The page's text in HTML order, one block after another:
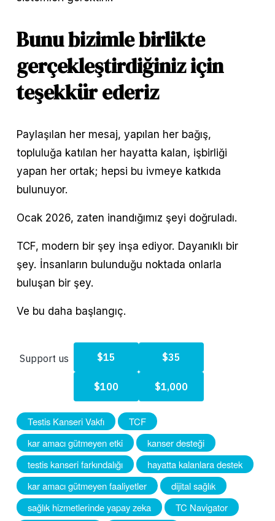
Bunu bizimle birlikte
gerçekleştirdiğiniz için
teşekkür ederiz
Paylaşılan her mesaj, yapılan her bağış,
topluluğa katılan her hayatta kalan, işbirliği
yapan her ortak; hepsi bu ivmeye katkıda
bulunuyor.
Ocak 2026, zaten inandığımız şeyi doğruladı.
TCF, modern bir şey inşa ediyor. Dayanıklı bir
şey. İnsanların bulunduğu noktada onlarla
buluşan bir şey.
Ve bu daha başlangıç.
Testis Kanseri Vakfı
TCF
kar amacı gütmeyen etki
kanser desteği
testis kanseri farkındalığı
hayatta kalanlara destek
kar amacı gütmeyen faaliyetler
dijital sağlık
sağlık hizmetlerinde yapay zeka
TC Navigator